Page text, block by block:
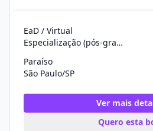
EaD / Virtual
Especialização (pós-graduação)
Paraíso
São Paulo/SP
Ver mais
Quero esta